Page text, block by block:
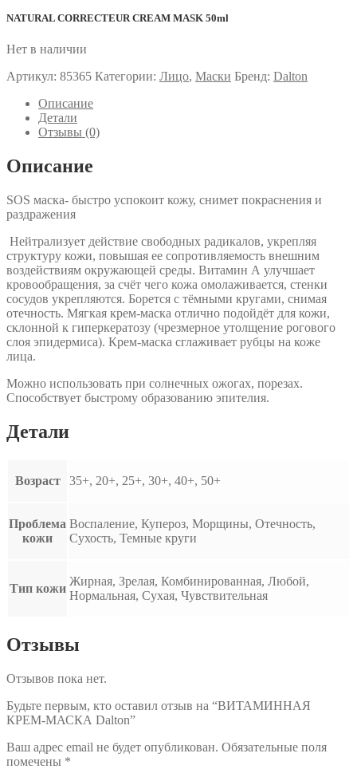
NATURAL CORRECTEUR CREAM MASK 50ml
Нет в наличии
Артикул: 85365 Категории: Лицо, Маски Бренд: Dalton
Описание
Детали
Отзывы (0)
Описание
SOS маска- быстро успокоит кожу, снимет покраснения и
раздражения
Нейтрализует действие свободных радикалов, укрепляя
структуру кожи, повышая ее сопротивляемость внешним
воздействиям окружающей среды. Витамин А улучшает
кровообращения, за счёт чего кожа омолаживается, стенки
сосудов укрепляются. Борется с тёмными кругами, снимая
отечность. Мягкая крем-маска отлично подойдёт для кожи,
склонной к гиперкератозу (чрезмерное утолщение рогового
слоя эпидермиса). Крем-маска сглаживает рубцы на коже
лица.
Можно использовать при солнечных ожогах, порезах.
Способствует быстрому образованию эпителия.
Детали
Возраст 35+, 20+, 25+, 30+, 40+, 50+
Проблема
кожи
Воспаление, Купероз, Морщины, Отечность,
Сухость, Темные круги
Тип кожи
Жирная, Зрелая, Комбинированная, Любой,
Нормальная, Сухая, Чувствительная
Отзывы
Отзывов пока нет.
Будьте первым, кто оставил отзыв на “ВИТАМИННАЯ
КРЕМ-МАСКА Dalton”
Ваш адрес email не будет опубликован. Обязательные поля
помечены *